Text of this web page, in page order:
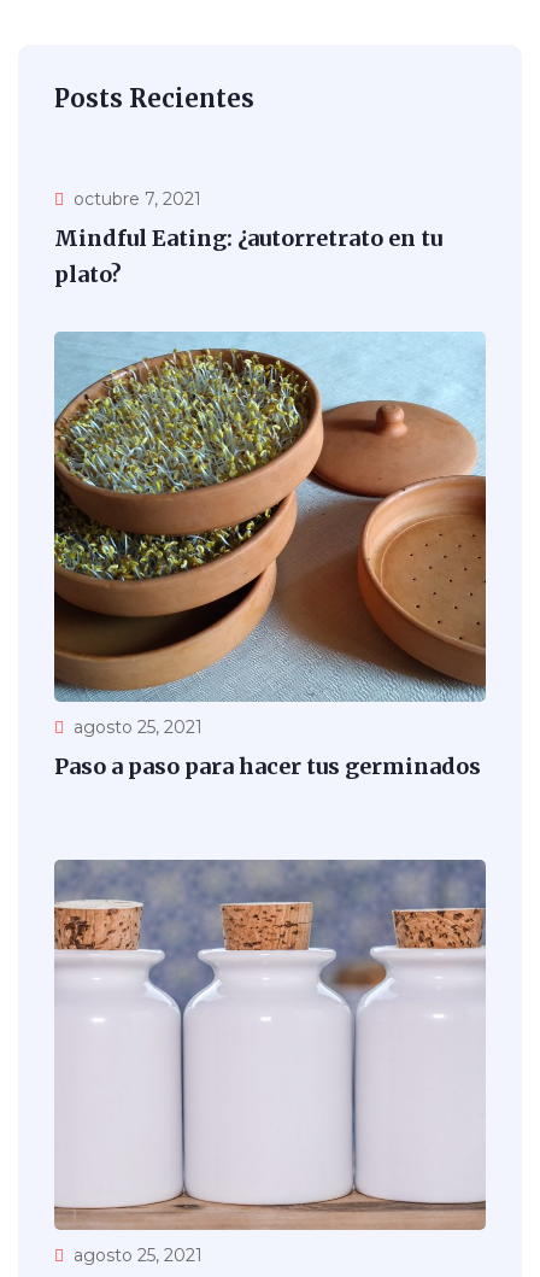
Posts Recientes
octubre 7, 2021
Mindful Eating: ¿autorretrato en tu
plato?
agosto 25, 2021
Paso a paso para hacer tus germinados
agosto 25, 2021